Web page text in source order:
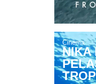
Cinema
NIKA